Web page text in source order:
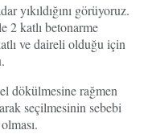
yıkıldığını görüyoruz.
2 katlı betonarme
ve daireli olduğu için
dökülmesine rağmen
seçilmesinin sebebi